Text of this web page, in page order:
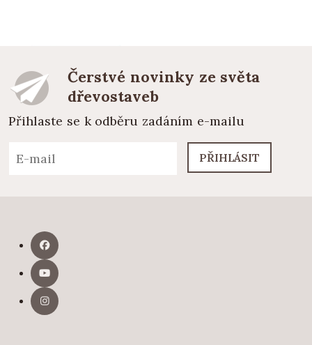
Čerstvé novinky ze světa
dřevostaveb
Přihlaste se k odběru zadáním e-mailu
PŘIHLÁSIT